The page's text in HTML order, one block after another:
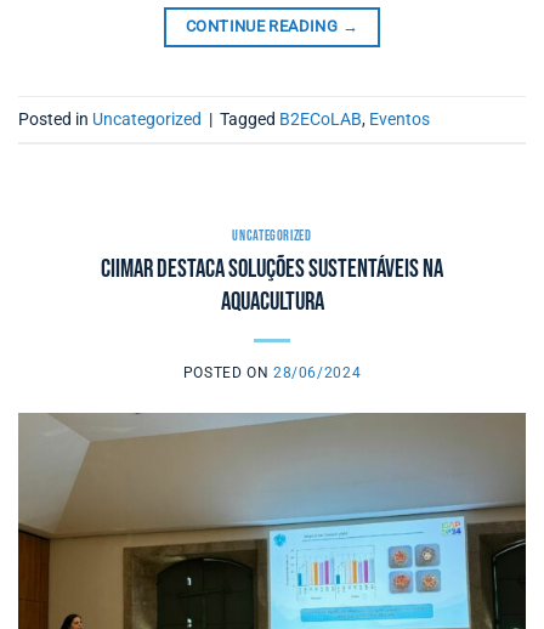
CONTINUE READING →
Posted in Uncategorized | Tagged B2ECoLAB, Eventos
UNCATEGORIZED
CIIMAR destaca soluções sustentáveis na
aquacultura
POSTED ON 28/06/2024